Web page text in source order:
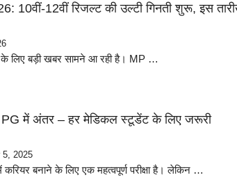
10वीं-12वीं रिजल्ट की उल्टी गिनती शुरू, इस
के लिए बड़ी खबर सामने आ रही है। MP …
में अंतर – हर मेडिकल स्टूडेंट के लिए जरूरी
5, 2025
बनाने के लिए एक महत्वपूर्ण परीक्षा है। लेकिन …